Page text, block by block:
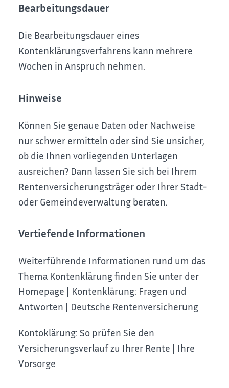
Bearbeitungsdauer
Die Bearbeitungsdauer eines
Kontenklärungsverfahrens kann mehrere
Wochen in Anspruch nehmen.
Hinweise
Können Sie genaue Daten oder Nachweise
nur schwer ermitteln oder sind Sie unsicher,
ob die Ihnen vorliegenden Unterlagen
ausreichen? Dann lassen Sie sich bei Ihrem
Rentenversicherungsträger oder Ihrer Stadt-
oder Gemeindeverwaltung beraten.
Vertiefende Informationen
Weiterführende Informationen rund um das
Thema Kontenklärung finden Sie unter der
Homepage | Kontenklärung: Fragen und
Antworten | Deutsche Rentenversicherung
Kontoklärung: So prüfen Sie den
Versicherungsverlauf zu Ihrer Rente | Ihre
Vorsorge